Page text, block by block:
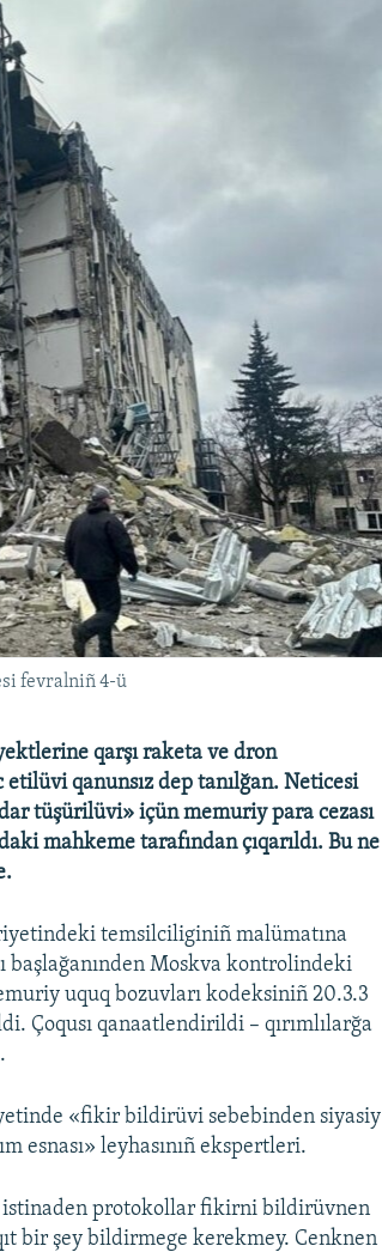
fevralniñ 4-ü
qarşı raketa ve dron
qanunsız dep tanılğan. Neticesi
tüşürilüvi» içün memuriy para cezası
mahkeme tarafından çıqarıldı. Bu ne
temsilciliginiñ malümatına
başlağanınden Moskva kontrolindeki
uquq bozuvları kodeksiniñ 20.3.3
Çoqusı qanaatlendirildi – qırımlılarğa
«fikir bildirüvi sebebinden siyasiy
esnası» leyhasınıñ ekspertleri.
istinaden protokollar fikirni bildirüvnen
bir şey bildirmege kerekmey. Cenknen